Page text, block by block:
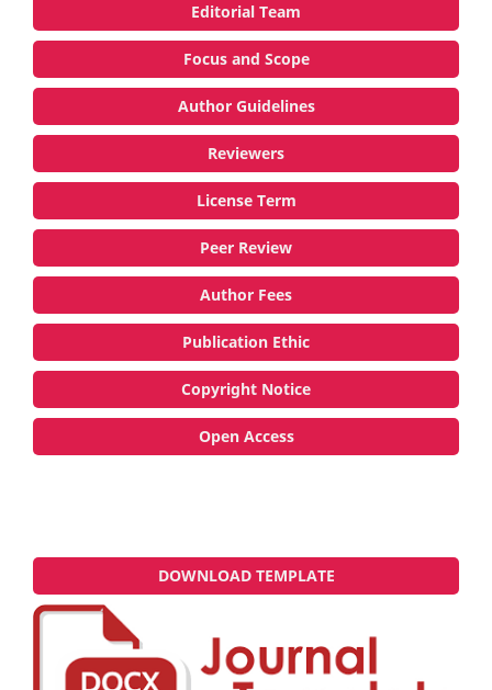
Editorial Team
Focus and Scope
Author Guidelines
Reviewers
License Term
Peer Review
Author Fees
Publication Ethic
Copyright Notice
Open Access
DOWNLOAD TEMPLATE